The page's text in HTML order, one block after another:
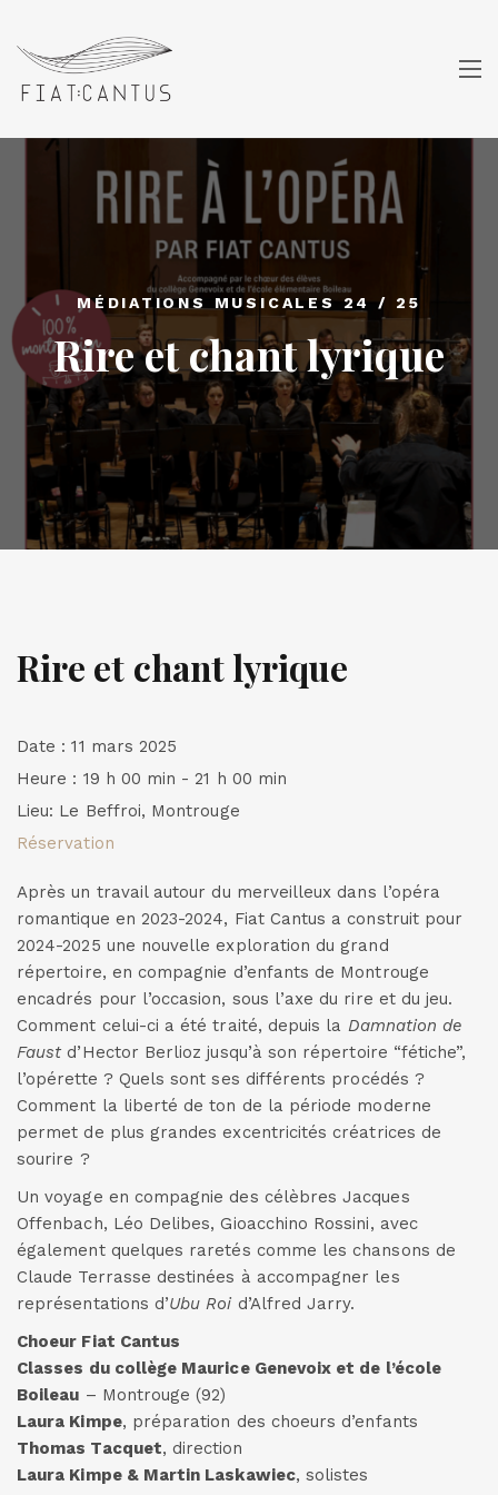
MÉDIATIONS MUSICALES 24 / 25
Rire et chant lyrique
Rire et chant lyrique
Date :11 mars 2025
Heure : 19 h 00 min - 21 h 00 min
Lieu: Le Beffroi, Montrouge
Réservation
Après un travail autour du merveilleux dans l’opéra
romantique en 2023-2024, Fiat Cantus a construit pour
2024-2025 une nouvelle exploration du grand
répertoire, en compagnie d’enfants de Montrouge
encadrés pour l’occasion, sous l’axe du rire et du jeu.
Comment celui-ci a été traité, depuis la Damnation de
Faustd’Hector Berlioz jusqu’à son répertoire “fétiche”,
l’opérette ? Quels sont ses différents procédés ?
Comment la liberté de ton de la période moderne
permet de plus grandes excentricités créatrices de
sourire ?
Un voyage en compagnie des célèbres Jacques
Offenbach, Léo Delibes, Gioacchino Rossini, avec
également quelques raretés comme les chansons de
Claude Terrasse destinées à accompagner les
représentations d’Ubu Roi d’Alfred Jarry.
Choeur Fiat Cantus
Classes du collège Maurice Genevoix et de l’école
Boileau – Montrouge (92)
Laura Kimpe, préparation des choeurs d’enfants
Thomas Tacquet, direction
Laura Kimpe & Martin Laskawiec, solistes